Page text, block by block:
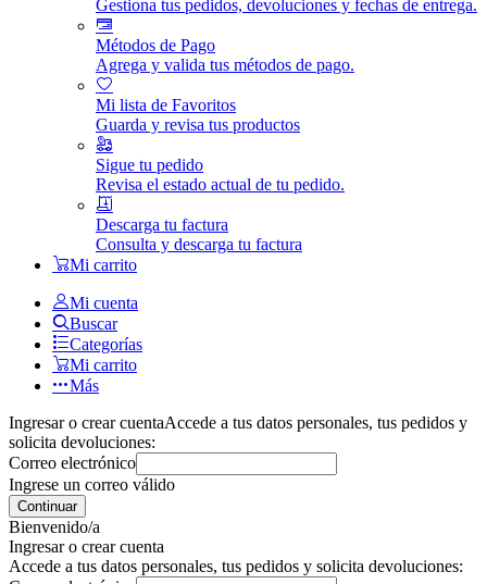
Gestiona tus pedidos, devoluciones y fechas de entrega.
Métodos de Pago
Agrega y valida tus métodos de pago.
Mi lista de Favoritos
Guarda y revisa tus productos
Sigue tu pedido
Revisa el estado actual de tu pedido.
Descarga tu factura
Consulta y descarga tu factura
Mi carrito
Mi cuenta
Buscar
Categorías
Mi carrito
Más
Ingresar o crear cuentaAccede a tus datos personales, tus pedidos y
solicita devoluciones:
Correo electrónico
Ingrese un correo válido
Continuar
Bienvenido/a
Ingresar o crear cuenta
Accede a tus datos personales, tus pedidos y solicita devoluciones: